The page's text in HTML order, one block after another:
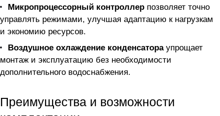
Микропроцессорный контроллер позволяет точно
управлять режимами, улучшая адаптацию к нагрузкам
и экономию ресурсов.
Воздушное охлаждение конденсатораупрощает
монтаж и эксплуатацию без необходимости
дополнительного водоснабжения.
Преимущества и возможности